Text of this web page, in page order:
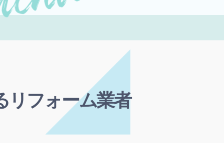
リフォーム業者